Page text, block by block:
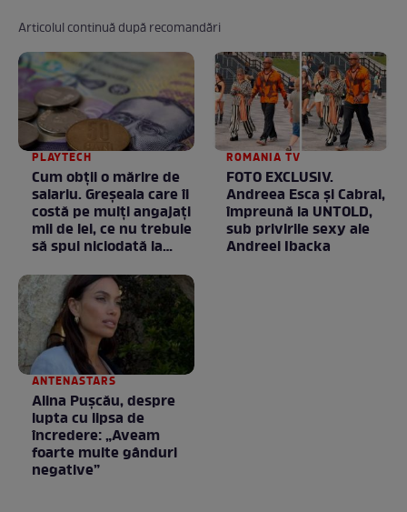
Articolul continuă după recomandări
PLAYTECH
Cum obții o mărire de
salariu. Greșeala care îi
costă pe mulți angajați
mii de lei, ce nu trebuie
să spui niciodată la
ROMANIA TV
FOTO EXCLUSIV.
Andreea Esca şi Cabral,
împreună la UNTOLD,
sub privirile sexy ale
Andreei Ibacka
ANTENASTARS
Alina Pușcău, despre
lupta cu lipsa de
încredere: „Aveam
foarte multe gânduri
negative”